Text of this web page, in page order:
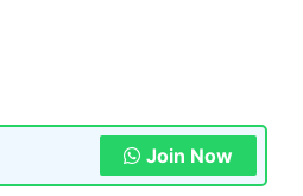
Join Now